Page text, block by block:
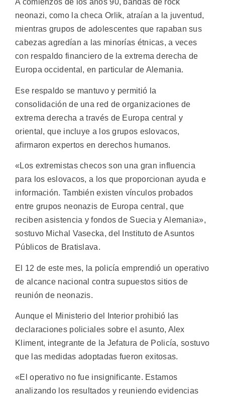
A comienzos de los años 90, bandas de rock
neonazi, como la checa Orlik, atraían a la juventud,
mientras grupos de adolescentes que rapaban sus
cabezas agredían a las minorías étnicas, a veces
con respaldo financiero de la extrema derecha de
Europa occidental, en particular de Alemania.
Ese respaldo se mantuvo y permitió la
consolidación de una red de organizaciones de
extrema derecha a través de Europa central y
oriental, que incluye a los grupos eslovacos,
afirmaron expertos en derechos humanos.
«Los extremistas checos son una gran influencia
para los eslovacos, a los que proporcionan ayuda e
información. También existen vínculos probados
entre grupos neonazis de Europa central, que
reciben asistencia y fondos de Suecia y Alemania»,
sostuvo Michal Vasecka, del Instituto de Asuntos
Públicos de Bratislava.
El 12 de este mes, la policía emprendió un operativo
de alcance nacional contra supuestos sitios de
reunión de neonazis.
Aunque el Ministerio del Interior prohibió las
declaraciones policiales sobre el asunto, Alex
Kliment, integrante de la Jefatura de Policía, sostuvo
que las medidas adoptadas fueron exitosas.
«El operativo no fue insignificante. Estamos
analizando los resultados y reuniendo evidencias